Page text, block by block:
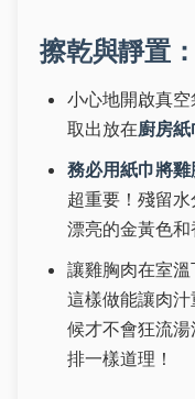
擦乾與靜置：
小心地開啟真
取出放在廚房紙
務必用紙巾將雞
超重要！殘留
漂亮的金黃色和
讓雞胸肉在室溫
這樣做能讓肉
候才不會狂流
排一樣道理！